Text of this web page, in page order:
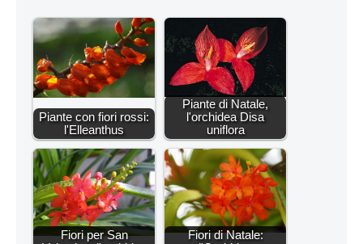
Piante con fiori rossi:
l'Elleanthus
Piante di Natale,
l'orchidea Disa
uniflora
Fiori per San
Fiori di Natale: